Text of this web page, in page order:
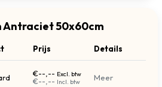
Antraciet 50x60cm
Prijs Details
€--,-- Excl. btw
€--,-- Incl. btw Meer